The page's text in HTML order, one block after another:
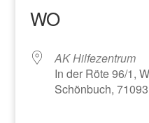
WO
AK Hilfezentrum
In der Röte 96/1,
Schönbuch, 71093